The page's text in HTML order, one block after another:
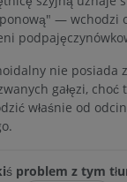
— wchodzi
nie posiada
gałęzi, choć
właśnie od
problem z tym